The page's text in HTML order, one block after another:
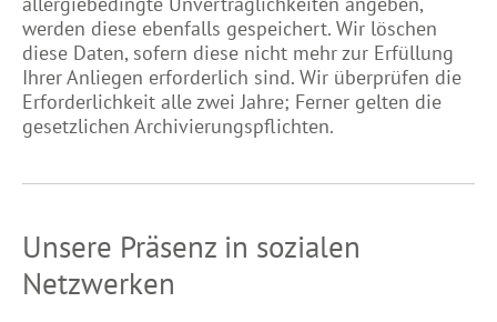
werden diese ebenfalls gespeichert. Wir löschen
diese Daten, sofern diese nicht mehr zur Erfüllung
Ihrer Anliegen erforderlich sind. Wir überprüfen die
Erforderlichkeit alle zwei Jahre; Ferner gelten die
gesetzlichen Archivierungspflichten.
Unsere Präsenz in sozialen
Netzwerken